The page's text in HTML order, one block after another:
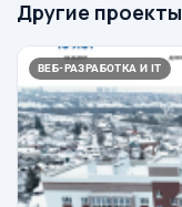
Другие проекты
ВЕБ-РАЗРАБОТКА И IT